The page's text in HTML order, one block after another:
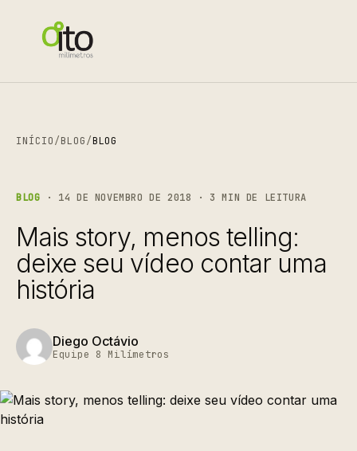
INÍCIO/BLOG/BLOG
BLOG · 14 DE NOVEMBRO DE 2018 · 3 MIN DE LEITURA
Mais story, menos telling:
deixe seu vídeo contar uma
história
Diego Octávio
Equipe 8 Milímetros